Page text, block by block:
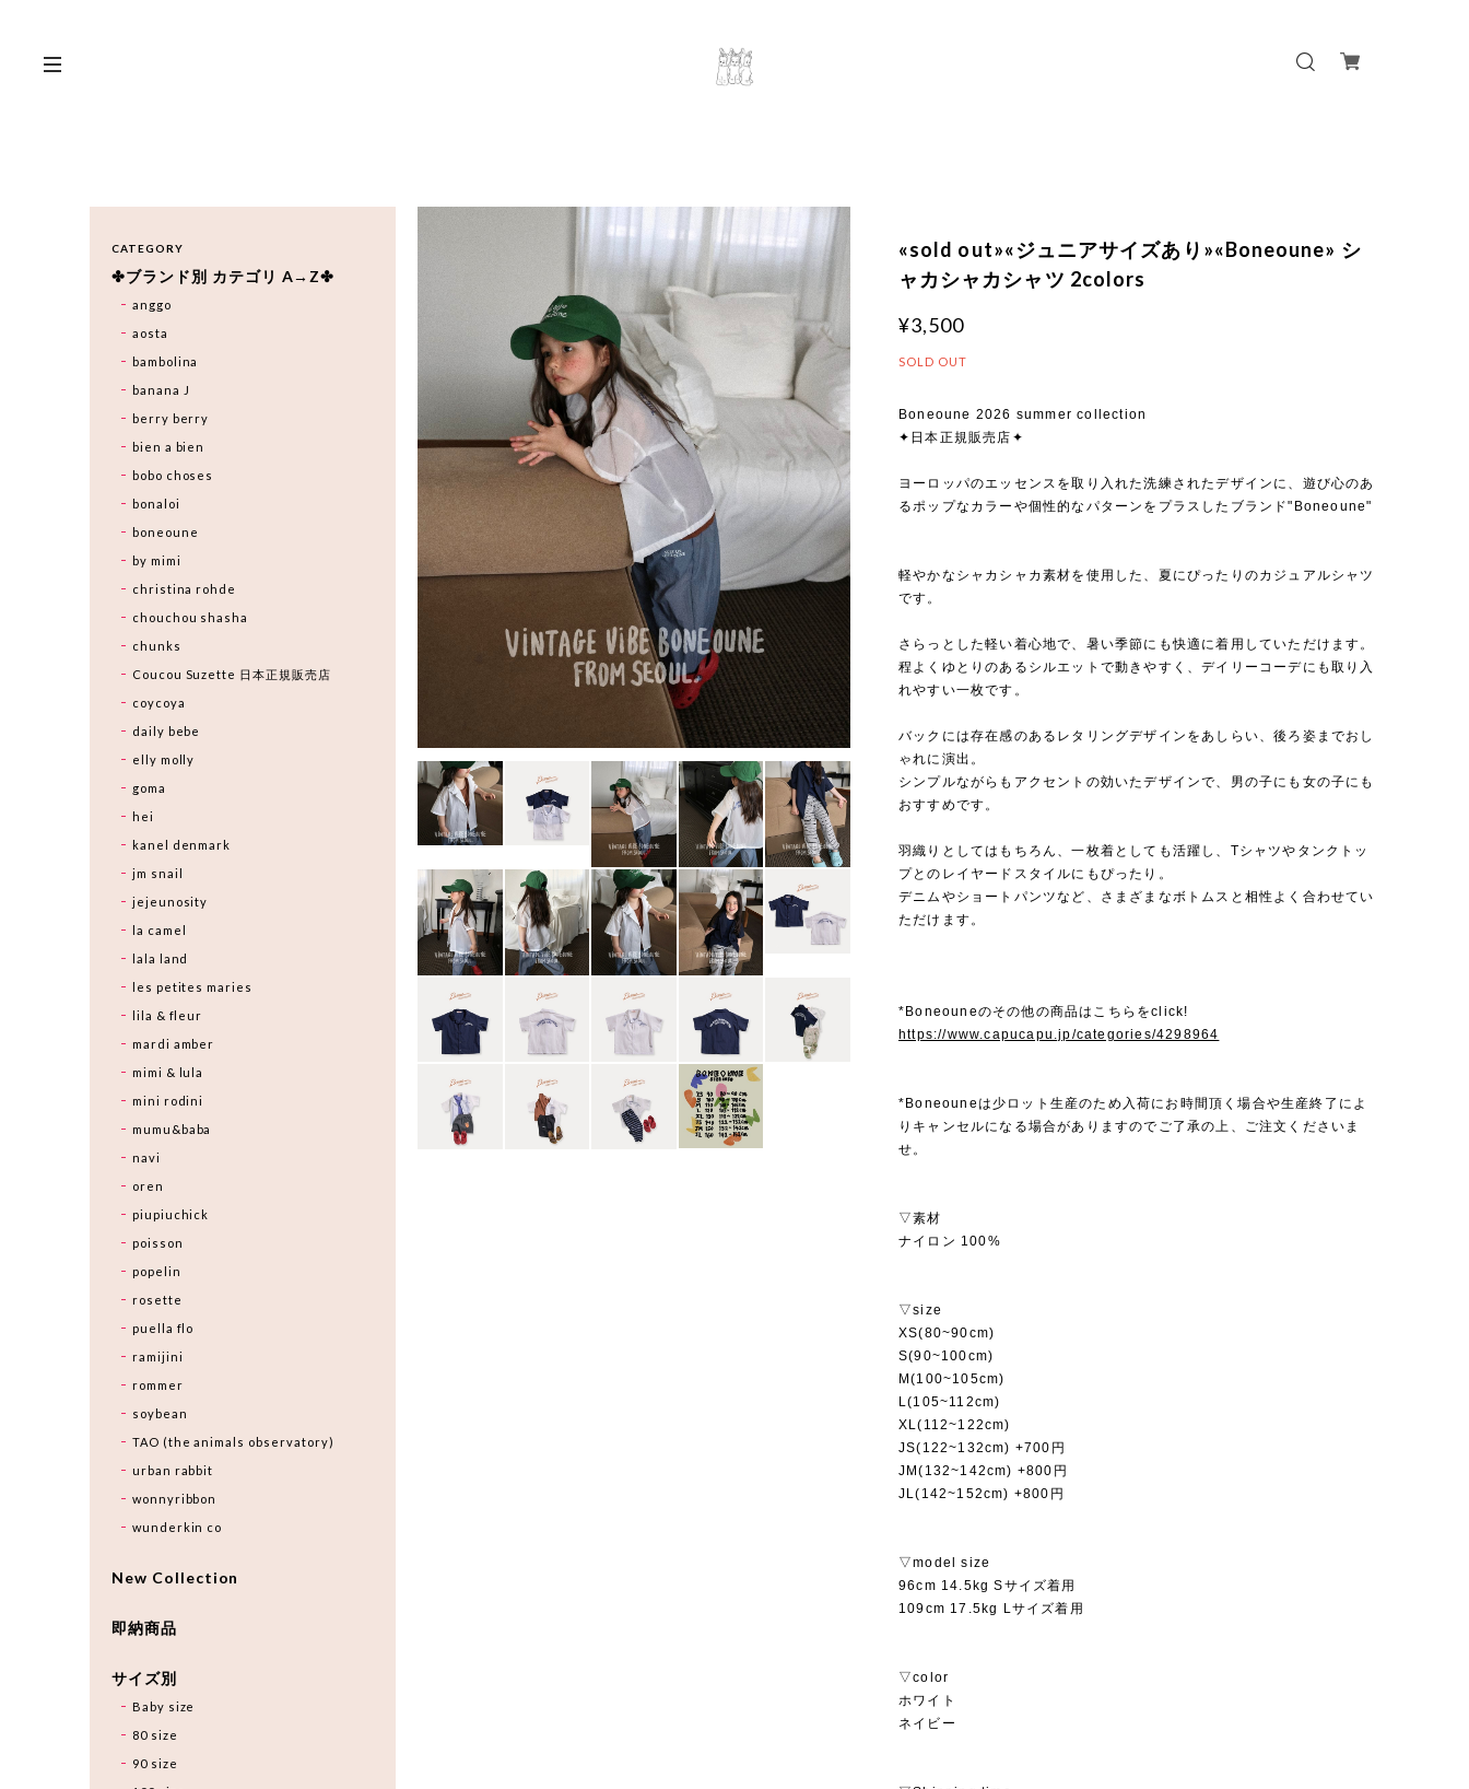
«sold out»«ジュニアサイズあり»«Boneoune» シ
ャカシャカシャツ 2colors
¥3,500
SOLD OUT
Boneoune 2026 summer collection
✦日本正規販売店✦
ヨーロッパのエッセンスを取り入れた洗練されたデザインに、遊び心のあ
るポップなカラーや個性的なパターンをプラスしたブランド"Boneoune"
軽やかなシャカシャカ素材を使用した、夏にぴったりのカジュアルシャツ
です。
さらっとした軽い着心地で、暑い季節にも快適に着用していただけます。
程よくゆとりのあるシルエットで動きやすく、デイリーコーデにも取り入
れやすい一枚です。
バックには存在感のあるレタリングデザインをあしらい、後ろ姿までおし
ゃれに演出。
シンプルながらもアクセントの効いたデザインで、男の子にも女の子にも
おすすめです。
羽織りとしてはもちろん、一枚着としても活躍し、Tシャツやタンクトッ
プとのレイヤードスタイルにもぴったり。
デニムやショートパンツなど、さまざまなボトムスと相性よく合わせてい
ただけます。
*Boneouneのその他の商品はこちらをclick!
https://www.capucapu.jp/categories/4298964
*Boneouneは少ロット生産のため入荷にお時間頂く場合や生産終了によ
りキャンセルになる場合がありますのでご了承の上、ご注文くださいま
せ。
▽素材
ナイロン 100%
▽size
XS(80~90cm)
S(90~100cm)
M(100~105cm)
L(105~112cm)
XL(112~122cm)
JS(122~132cm) +700円
JM(132~142cm) +800円
JL(142~152cm) +800円
▽model size
96cm 14.5kg Sサイズ着用
109cm 17.5kg Lサイズ着用
▽color
ホワイト
ネイビー
CATEGORY
✤ブランド別 カテゴリ A→Z✤
anggo
aosta
bambolina
banana J
berry berry
bien a bien
bobo choses
bonaloi
boneoune
by mimi
christina rohde
chouchou shasha
chunks
Coucou Suzette 日本正規販売店
coycoya
daily bebe
elly molly
goma
hei
kanel denmark
jm snail
jejeunosity
la camel
lala land
les petites maries
lila & fleur
mardi amber
mimi & lula
mini rodini
mumu&baba
navi
oren
piupiuchick
poisson
popelin
rosette
puella flo
ramijini
rommer
soybean
TAO (the animals observatory)
urban rabbit
wonnyribbon
wunderkin co
New Collection
即納商品
サイズ別
Baby size
80 size
90 size